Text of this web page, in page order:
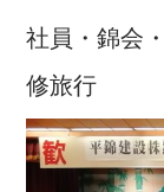
社員・錦会
修旅行